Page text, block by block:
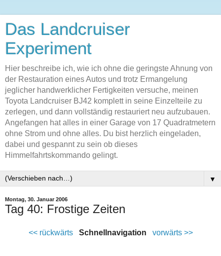
Das Landcruiser
Experiment
Hier beschreibe ich, wie ich ohne die geringste Ahnung von
der Restauration eines Autos und trotz Ermangelung
jeglicher handwerklicher Fertigkeiten versuche, meinen
Toyota Landcruiser BJ42 komplett in seine Einzelteile zu
zerlegen, und dann vollständig restauriert neu aufzubauen.
Angefangen hat alles in einer Garage von 17 Quadratmetern
ohne Strom und ohne alles. Du bist herzlich eingeladen,
dabei und gespannt zu sein ob dieses
Himmelfahrtskommando gelingt.
▼
Montag, 30. Januar 2006
Tag 40: Frostige Zeiten
<< rückwärtsSchnellnavigation vorwärts >>